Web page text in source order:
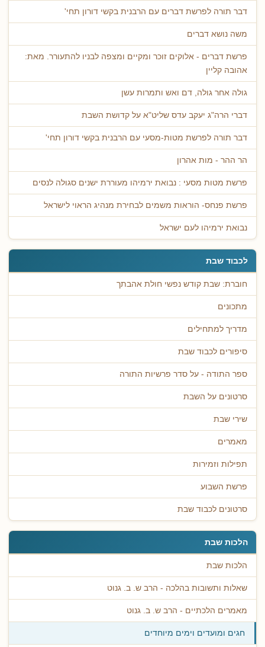
דבר תורה לפרשת דברים עם הרבנית בקשי דורון תחי'
משה נושא דברים
פרשת דברים - אלוקים זוכר ומקיים ומצפה לבניו להתעורר. מאת:
אהובה קליין
גולה אחר גולה, דם ואש ותמרות עשן
דברי הרה"ג יעקב עדס שליט"א על קדושת השבת
דבר תורה לפרשת מטות-מסעי עם הרבנית בקשי דורון תחי'
הר ההר - מות אהרון
פרשת מטות מסעי : נבואת ירמיהו מעוררת ישנים סגולה לנסים
פרשת פנחס- הוראות משמים לבחירת מנהיג הראוי לישראל
נבואת ירמיהו לעם ישראל
לכבוד שבת
חוברת: שבת קודש נפשי חולת אהבתך
מתכונים
מדריך למתחילים
סיפורים לכבוד שבת
ספר התודה - על סדר פרשיות התורה
סרטונים על השבת
שירי שבת
מאמרים
תפילות וזמירות
פרשת השבוע
סרטונים לכבוד שבת
הלכות שבת
הלכות שבת
שאלות ותשובות בהלכה - הרב ש. ב. גנוט
מאמרים הלכתיים - הרב ש. ב. גנוט
חגים ומועדים וימים מיוחדים